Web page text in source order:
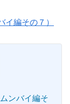
イ編その７）
ンバイ編そ